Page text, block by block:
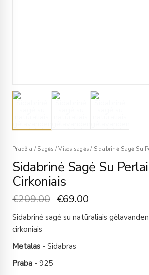
Pradžia / Sagės / Visos sagės /Sidabrinė Sagė Su
Sidabrinė Sagė Su
Cirkoniais
€209.00 €69.00
Sidabrinė sagė su natūraliais
cirkoniais
Metalas - Sidabras
Praba - 925